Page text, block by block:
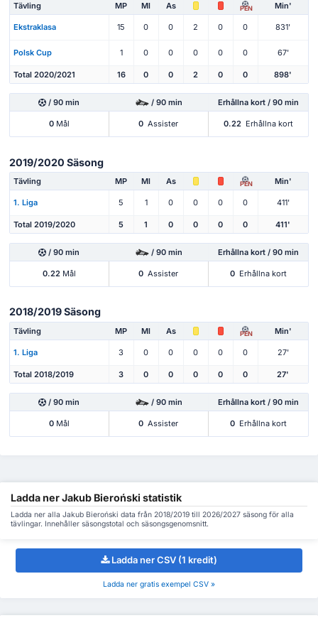
Tävling MP Ml As PEN Min'
Ekstraklasa 15 0 0 2 0 0 831'
Polsk Cup 1 0 0 0 0 0 67'
Total 2020/2021 16 0 0 2 0 0 898'
/ 90 min / 90 min Erhållna kort / 90 min
0Mål 0 Assister 0.22 Erhållna kort
2019/2020 Säsong
Tävling MP Ml As PEN Min'
1. Liga 5 1 0 0 0 0 411'
Total 2019/2020 5 1 0 0 0 0 411'
/ 90 min / 90 min Erhållna kort / 90 min
0.22Mål 0 Assister 0 Erhållna kort
2018/2019 Säsong
Tävling MP Ml As PEN Min'
1. Liga 3 0 0 0 0 0 27'
Total 2018/2019 3 0 0 0 0 0 27'
/ 90 min / 90 min Erhållna kort / 90 min
0Mål 0 Assister 0 Erhållna kort
Ladda ner Jakub Bieroński statistik
Ladda ner alla Jakub Bieroński data från 2018/2019 till 2026/2027 säsong för alla
tävlingar. Innehåller säsongstotal och säsongsgenomsnitt.
Ladda ner CSV (1 kredit)
Ladda ner gratis exempel CSV »